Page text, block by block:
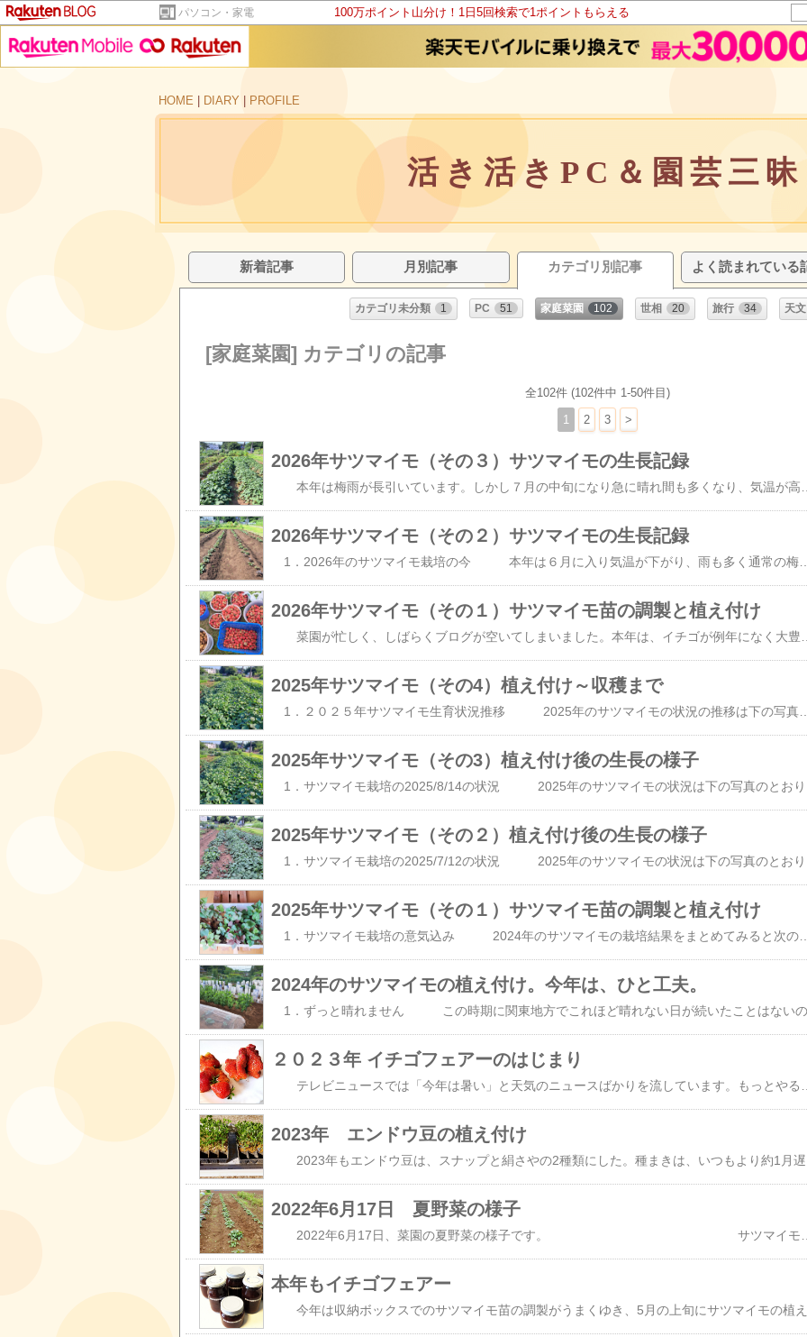
パソコン・家電 100万ポイント山分け！1日5回検索で1ポイントもらえる
HOME
DIARY PROFILE
活き活きPC＆園芸三昧
新着記事 月別記事 カテゴリ別記事 よく読まれている
カテゴリ未分類 1 PC 51 家庭菜園 102 世相 20 旅行 34 天文
[家庭菜園] カテゴリの記事
全102件 (102件中 1-50件目)
1 2 3 >
2026年サツマイモ（その３）サツマイモの生長記録
2026年サツマイモ（その２）サツマイモの生長記録
1．2026年のサツマイモ栽培の今 本年は６月に入り気温が下がり、雨も多く通常の梅雨の天候が長く続いています。サツマイモにとっては絶好の天候です。しかし、株の葉が全部なくなっている光景を多く見ています。通常は根元を掘ってみると根切り虫が出てきますが、ことしは犯人が見つかりません。仕方がないので新しい苗を捕植しています。 ６月中旬のサツマイモ畑の様子が下の写真です。 サツマイモ畑の様子（2026/6/13） 右側の列から、紅はるか、紅はるか、シルクスイート、安納芋 前回の様子は、2026/5/31でした。紅はるかだけではなく、シルクスイートも安納芋も株がしっかりして来ています。 植え付けが全部完了した畑（2026/5/31） 2．３種類のサツマイモの様子 三種類のサツマイモの様子を撮影してみました。 紅はるか（2026/6/13） シルクスイート（2026/6/13） 安納芋（2026/6/13）
2026年サツマイモ（その１）サツマイモ苗の調製と植え付け
2025年サツマイモ（その4）植え付け～収穫まで
1．２０２５年サツマイモ生育状況推移 2025年のサツマイモの状況の推移は下の写真のとおりでした。 右側２列は紅はるか、その左がシルクスイートです。右から４列目が安納芋ですが、ほとんどの株は生長していません。昨年同様安納芋はダメです。 2025/5/24 定植完了直後 2025/6/2 2025/6/22 2025/7/2 2025/7/13 2025/8/14 2025/10/7 7月から雨が降らず心配していましたが、8月に入りまとまった雨もあり紅はるか、シルクスイートは元気になりました。10月7日の状況では4畝ともに生育状況が良いように見えますが、一番左側の安納芋の畝は、その右側のシルクスイートのツルが伸びているだけで、ほとんどの株が生育していない結果となりました。今年も安納芋の収穫はほとんどボウズでした。 2．いざ！ サツマイモの収穫 10月14日から11月初旬にかけて、少しづつ収穫しました。 結果は、 ・紅はるかは：大豊作。これまでのベストを記録しました。コンテナ8箱分、約180㎏。 ・シルクスイート：紅はるかの1/5程度。コンテナ1.5箱程度。 ・安納芋：コンテナ0.5箱分程度（巨大芋が数個のみ） 10/27 収穫状況１ 10/27 収穫状況２ 3．さつまいものツルの処理 例年サツマイモのツルは放置し、冬の乾燥風で乾燥させ焼却処分していました。今回、フカフカの土づくりに挑戦ということで、ツルを土にカルスと米ぬかと共に埋め込んでみることにしました。作業は以下のとおりです。 ツルをよける 埋めるための溝堀り ツルを溝の中へ入れる カルス（カルスN-CR 1kg入りを Amazonで購入）を5％程度米ぬかに入れよく混ぜる。 カルスと米ぬかを準備 カルスと米ぬかの混合物をツルの上から撒く。その後、ジョロにて散水。土をかぶせる。 ツルの上にカルスと米ぬかの混合物を撒き、土をかぶせる 来春にはどのような土になっているでしょうか。楽しみです。 ４．来年に向けて 2025年のサツマイモづくりの評価（100点満点） ・紅はるか：150点 ・シルクスイート：20点 ・安納芋：０点 今年も安納芋の活着が良くありませんでした。原因はツル苗が良くないことが原因だと考えています。もっと太くて長い苗を準備する必要があります。来年は路地のビニールトンネルで苗づくりしようと考えています。 シルクスイートも活着に時間がかかりました。これもツル苗がひ弱なことが原因と考えています。安納芋と同様、ビニールトンネルでの苗づくりを考えています。 ここ数年、マルチなして生育させていますが、安納芋とシルクはマルチでの栽培も予定しています。
2025年サツマイモ（その3）植え付け後の生長の様子
2025年サツマイモ（その２）植え付け後の生長の様子
2025年サツマイモ（その１）サツマイモ苗の調製と植え付け
1．サツマイモ栽培の意気込み 2024年のサツマイモの栽培結果をまとめてみると次のようになります。 1）植え付け直後の活着状況が良くなかった。多分、気温が高く晴れ間が多かった。 2）紅はるか苗は勢いのある購入苗でしたが、活着に時間がかかった。 3）自分で調製した安納芋苗は極端に活着に時間がかかった。枯れた苗も多かった。 4）遅く植え付けたシルクスイート苗は暑さと直射日光のため活着せず全滅 5）まともに収穫できたのは紅はるかのみで、安納芋とシルクスイートは収穫ゼロ。 以上のように例年と比べて悲惨な栽培結果でした。なので、今年は少々力（リキ）を入れて頑張ろうと思っています。 2．サツマイモ苗の調製から定植 サツマイモ苗の育苗は、下の写真のように衣料コンテナの中にバークたい肥を２０L入れ、その中に種芋を半分埋めました。時期は 2025/2/20 でした。 コンテナで育苗中のサツマイモ苗（左側：シルクスイート、右側：安納芋） 上の写真は、2025/6/2 の苗の状況です。ほとんどの苗は採取済みです。紅はるかは、別の同様のコンテナで育てています。 苗の調製は、次の様にして行い、菜園に定植しています。 1）15～20㎝に生長したら採取し、3日以上水に浸ける。 2）発根した苗を直接斜め植えする。 3）当初は、発根苗を1週間ポットで育苗していましたが、土が悪いのか弱い苗になるので中止した。 右側：採取直後のシルクスイート苗、左側：水浸3日後の紅はるか苗 紅はるかとシルクスイートは水に浸けても元気に発根するが、安納芋はデリケートである。発根後に定植しても水遣りなどに丁寧に扱わないと活着しにくい。 安納芋の苗。右側：採取直後、左側：水浸３日後 定植が全部終了した菜園の様子が下の写真です。マルチは面倒なの省略です。その代わり草取りが大変です。 定植が終わったサツマイモ畝（右側から２列：紅はるか、シルクスイート、安納芋の順）
2024年のサツマイモの植え付け。今年は、ひと工夫。
２０２３年 イチゴフェアーのはじまり
2023年 エンドウ豆の植え付け
2022年6月17日 夏野菜の様子
本年もイチゴフェアー